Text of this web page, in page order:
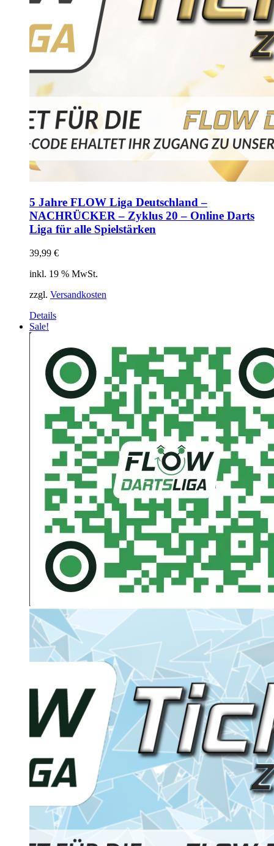
5 Jahre FLOW Liga Deutschland –
NACHRÜCKER – Zyklus 20 – Online Darts
Liga für alle Spielstärken
39,99 €
inkl. 19 % MwSt.
zzgl. Versandkosten
Details
Sale!